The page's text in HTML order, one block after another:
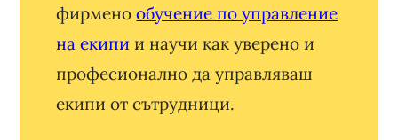
фирменообучение по управление
на екипи и научи как уверено и
професионално да управляваш
екипи от сътрудници.